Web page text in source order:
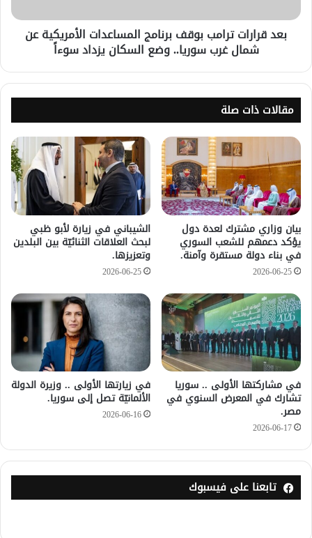
بعد قرارات ترامب بوقف برنامج المساعدات الأمريكية عن
شمال غرب سوريا.. وضع السكان يزداد سوءاً
مقالات ذات صلة
بيان وزاري مشترك لعدة دول
يؤكد دعمهم للشعب السوري
في بناء دولة مستقرة وآمنة.
2026-06-25
الشيباني في زيارة لأبو ظبي
لبحث العلاقات الثنائيّة بين البلدين
وتعزيزها.
2026-06-25
في مشاركتها الأولى .. سوريا
تشارك في المعرض السنوي في
مصر.
2026-06-17
في زيارتها الأولى .. وزيرة الدولة
الألمانيّة تصل إلى سوريا.
2026-06-16
تابعنا على فيسبوك